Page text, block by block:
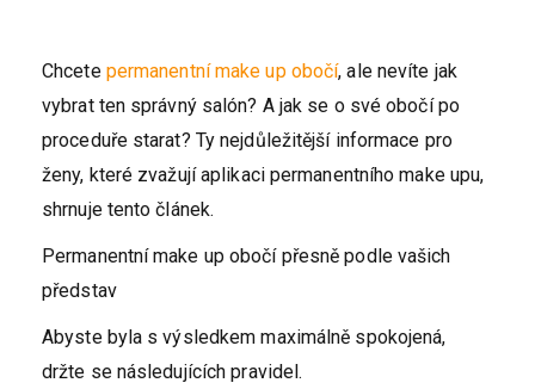
Chcete permanentní make up obočí, ale nevíte jak
vybrat ten správný salón? A jak se o své obočí po
proceduře starat? Ty nejdůležitější informace pro
ženy, které zvažují aplikaci permanentního make upu,
shrnuje tento článek.
Permanentní make up obočí přesně podle vašich
představ
Abyste byla s výsledkem maximálně spokojená,
držte se následujících pravidel.